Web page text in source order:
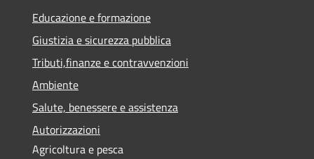
Educazione e formazione
Giustizia e sicurezza pubblica
Tributi,finanze e contravvenzioni
Ambiente
Salute, benessere e assistenza
Autorizzazioni
Agricoltura e pesca